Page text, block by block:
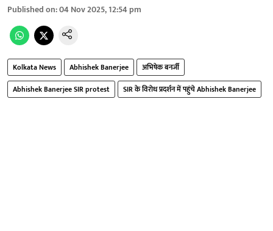
Published on:04 Nov 2025, 12:54 pm
Kolkata News Abhishek Banerjee
अभिषेक बनर्जी
Abhishek Banerjee SIR protest
SIR के विरोध प्रदर्शन में पहुंचे Abhishek Banerjee